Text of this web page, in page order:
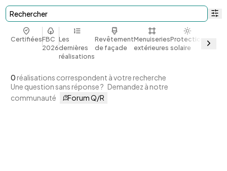
Rechercher
CertifiéesFBC
2026
Les
dernières
réalisations
Revêtement
de façade
Menuiseries
extérieures
Protection
solaire
Bio et
0 réalisations correspondent à votre recherche
Une question sans réponse ? Demandez à notre
communauté
Forum Q/R